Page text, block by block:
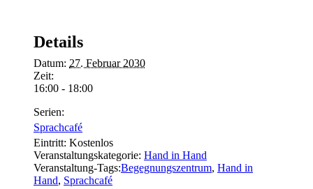
Details
Datum: 27. Februar 2030
Zeit:
16:00 - 18:00
Serien:
Sprachcafé
Eintritt: Kostenlos
Veranstaltungskategorie: Hand in Hand
Veranstaltung-Tags:Begegnungszentrum, Hand in
Hand, Sprachcafé